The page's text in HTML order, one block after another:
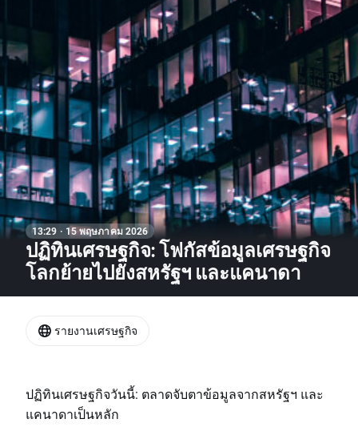
13:29 · 15 พฤษภาคม 2026
ปฏิทินเศรษฐกิจ: โฟกัสข้อมูลเศรษฐกิจ
โลกย้ายไปยังสหรัฐฯ และแคนาดา
ปฏิทินเศรษฐกิจวันนี้: ตลาดจับตาข้อมูลจากสหรัฐฯ และ
แคนาดาเป็นหลัก
รายงานเศรษฐกิจ